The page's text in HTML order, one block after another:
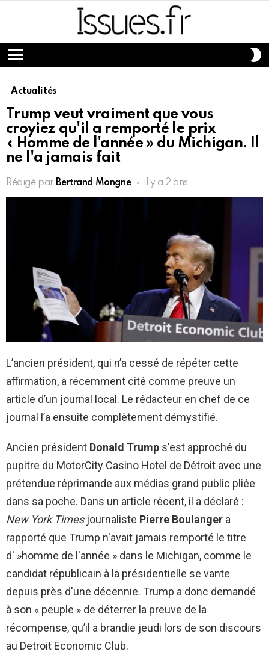
Menu
Actualités
Trump veut vraiment que vous
croyiez qu'il a remporté le prix
« Homme de l'année » du Michigan. Il
ne l'a jamais fait
Rédigé par Bertrand Mongne il y a 2 ans
L’ancien président, qui n’a cessé de répéter cette
affirmation, a récemment cité comme preuve un
article d’un journal local. Le rédacteur en chef de ce
journal l’a ensuite complètement démystifié.
Ancien président Donald Trump s'est approché du
pupitre du MotorCity Casino Hotel de Détroit avec une
prétendue réprimande aux médias grand public pliée
dans sa poche. Dans un article récent, il a déclaré :
New York Timesjournaliste Pierre Boulanger a
rapporté que Trump n'avait jamais remporté le titre
d' »homme de l'année » dans le Michigan, comme le
candidat républicain à la présidentielle se vante
depuis près d'une décennie. Trump a donc demandé
à son « peuple » de déterrer la preuve de la
récompense, qu’il a brandie jeudi lors de son discours
au Detroit Economic Club.